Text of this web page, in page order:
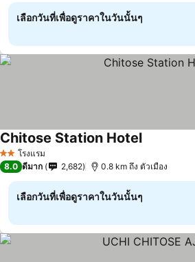
เลือกวันที่เพื่อดูราคาในวันนั้นๆ
2 ดาวโรงแรม
Chitose Station Hotel
8.0 ดีมาก 2,682 0.8 km ถึง ตัวเมือง
เลือกวันที่เพื่อดูราคาในวันนั้นๆ